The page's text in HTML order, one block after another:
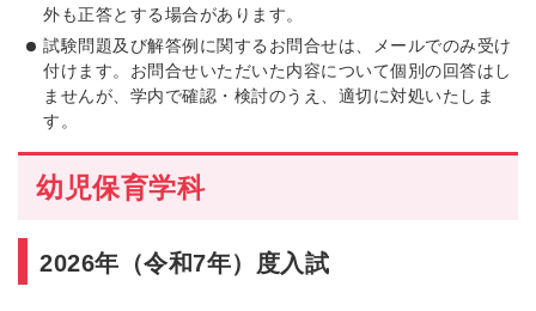
外も正答とする場合があります。
試験問題及び解答例に関するお問合せは、メールでのみ受け
付けます。お問合せいただいた内容について個別の回答はし
ませんが、学内で確認・検討のうえ、適切に対処いたしま
す。
幼児保育学科
2026年（令和7年）度入試